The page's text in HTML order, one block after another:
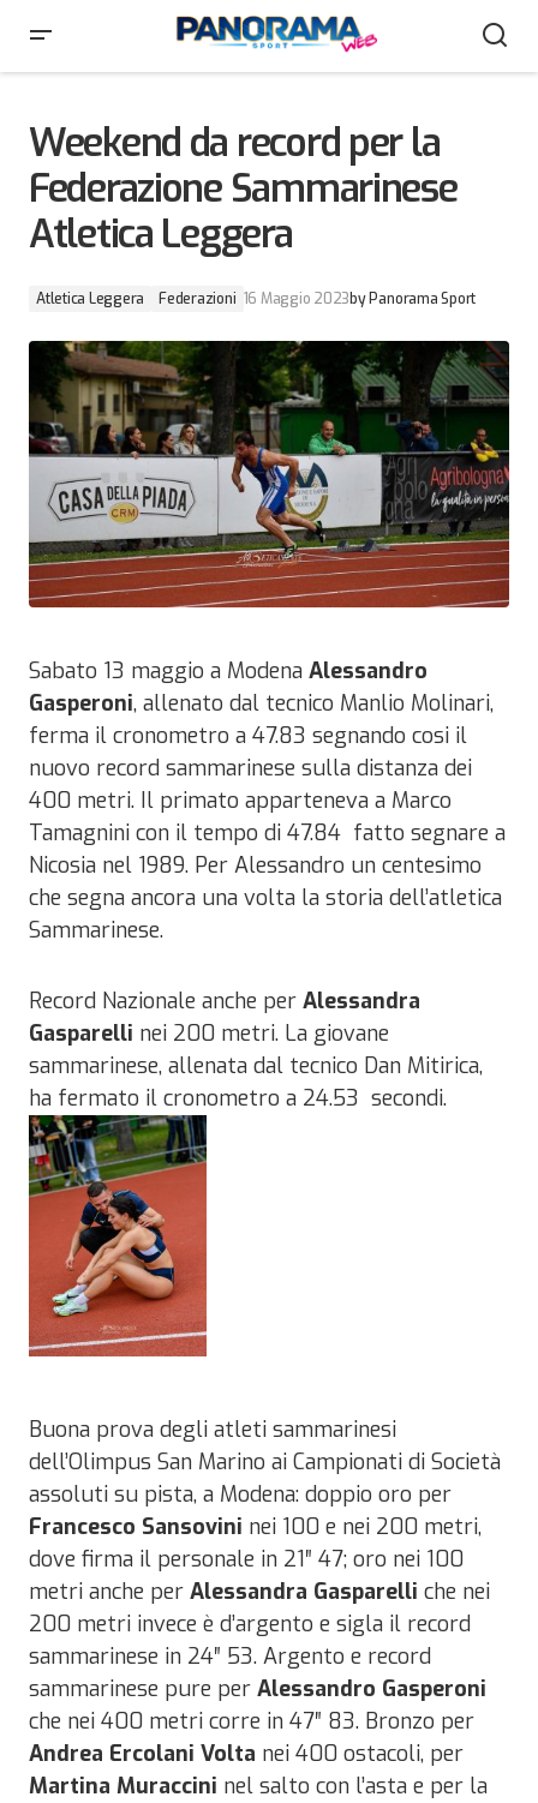
Weekend da record per la
Federazione Sammarinese
Atletica Leggera
Atletica Leggera Federazioni 16 Maggio 2023by Panorama Sport
Sabato 13 maggio a Modena Alessandro
Gasperoni, allenato dal tecnico Manlio Molinari,
ferma il cronometro a 47.83 segnando cosi il
nuovo record sammarinese sulla distanza dei
400 metri. Il primato apparteneva a Marco
Tamagnini con il tempo di 47.84 fatto segnare a
Nicosia nel 1989. Per Alessandro un centesimo
che segna ancora una volta la storia dell’atletica
Sammarinese.
Record Nazionale anche per Alessandra
Gasparelli nei 200 metri. La giovane
sammarinese, allenata dal tecnico Dan Mitirica,
ha fermato il cronometro a 24.53 secondi.
Buona prova degli atleti sammarinesi
dell’Olimpus San Marino ai Campionati di Società
assoluti su pista, a Modena: doppio oro per
Francesco Sansovini nei 100 e nei 200 metri,
dove firma il personale in 21″ 47; oro nei 100
metri anche per Alessandra Gasparelli che nei
200 metri invece è d’argento e sigla il record
sammarinese in 24″ 53. Argento e record
sammarinese pure per Alessandro Gasperoni
che nei 400 metri corre in 47″ 83. Bronzo per
Andrea Ercolani Volta nei 400 ostacoli, per
Martina Muraccini nel salto con l’asta e per la